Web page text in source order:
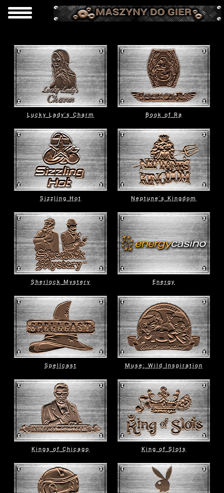
Lucky Lady's Charm Book of Ra
Sizzling Hot Neptune's Kingdom
Sherlock Mystery Energy
Spellcast Muse: Wild Inspiration
Kings of Chicago King of Slots